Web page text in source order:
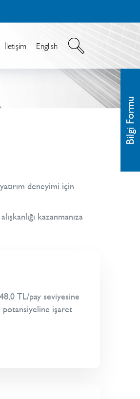
İletişim English
deneyimi için
kazanmanıza
TL/pay seviyesine
potansiyeline işaret
Bilgi Formu